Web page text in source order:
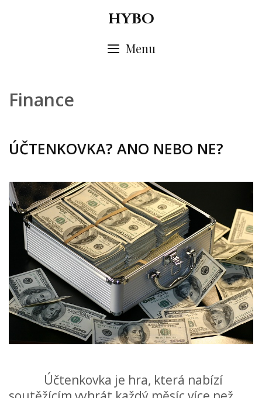
HYBO
Menu
Finance
ÚČTENKOVKA? ANO NEBO NE?
Účtenkovka je hra, která nabízí